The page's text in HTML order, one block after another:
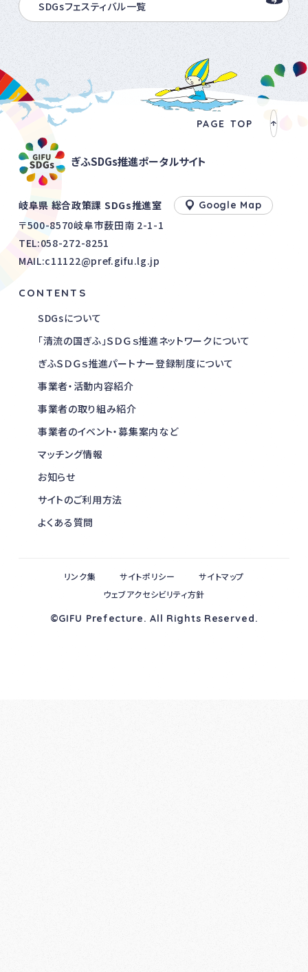
SDGsフェスティバル一覧
PAGE TOP
ぎふSDGs推進ポータルサイト
岐阜県 総合政策課 SDGs推進室 Google Map
〒500-8570岐阜市薮田南 2-1-1
TEL:058-272-8251
MAIL:c11122@pref.gifu.lg.jp
CONTENTS
SDGsについて
「清流の国ぎふ」ＳＤＧｓ推進ネットワークについて
ぎふＳＤＧｓ推進パートナー登録制度について
事業者・活動内容紹介
事業者の取り組み紹介
事業者のイベント・募集案内など
マッチング情報
お知らせ
サイトのご利用方法
よくある質問
©GIFU Prefecture. All Rights Reserved.
リンク集 サイトポリシー
サイトマップ
ウェブアクセシビリティ方針